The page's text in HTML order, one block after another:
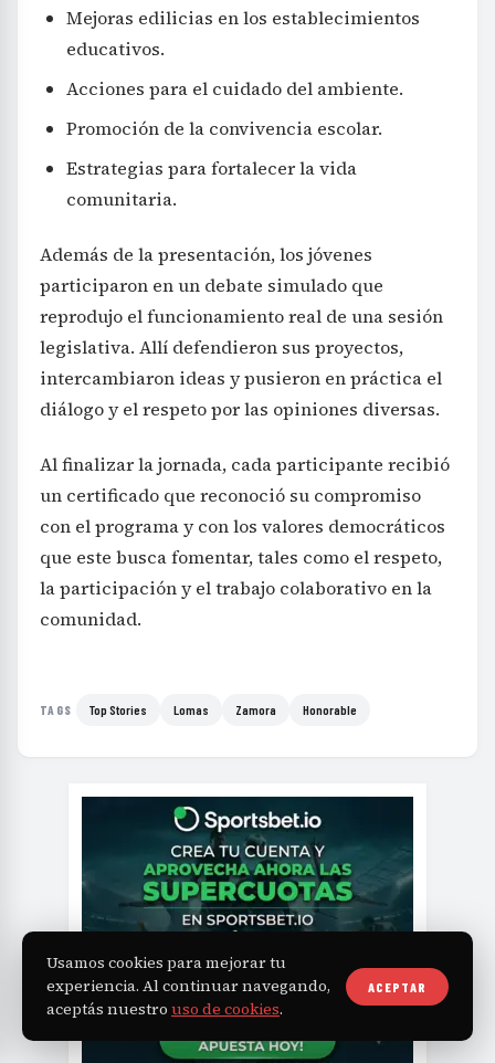
Mejoras edilicias en los establecimientos
educativos.
Acciones para el cuidado del ambiente.
Promoción de la convivencia escolar.
Estrategias para fortalecer la vida
comunitaria.
Además de la presentación, los jóvenes
participaron en un debate simulado que
reprodujo el funcionamiento real de una sesión
legislativa. Allí defendieron sus proyectos,
intercambiaron ideas y pusieron en práctica el
diálogo y el respeto por las opiniones diversas.
Al finalizar la jornada, cada participante recibió
un certificado que reconoció su compromiso
con el programa y con los valores democráticos
que este busca fomentar, tales como el respeto,
la participación y el trabajo colaborativo en la
comunidad.
TAGS Top Stories Lomas Zamora Honorable
Usamos cookies para mejorar tu
experiencia. Al continuar navegando,
aceptás nuestro uso de cookies.
ACEPTAR